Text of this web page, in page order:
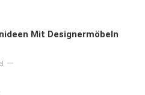
Mit Designermöbeln